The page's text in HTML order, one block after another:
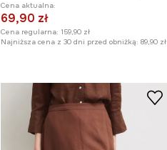
Cena aktualna:
69,90 zł
Cena regularna: 159,90 zł
Najniższa cena z 30 dni przed obniżką: 89,90 zł